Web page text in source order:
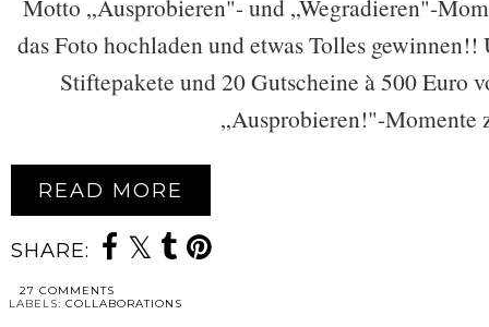
Motto „Ausprobieren"- und „Wegradieren"-
das Foto hochladen und etwas Tolles
Stiftepakete und 20 Gutscheine à 500 Euro
„Ausprobieren!"-Momente
READ MORE
SHARE:
27 COMMENTS
LABELS: COLLABORATIONS